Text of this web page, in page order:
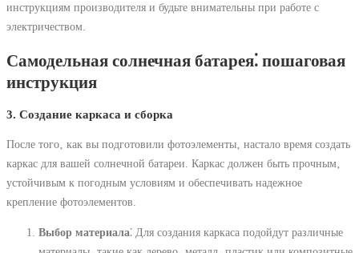
инструкциям производителя и будьте внимательны при работе с
электричеством.
Самодельная солнечная батарея⁚ пошаговая
инструкция
3. Создание каркаса и сборка
После того‚ как вы подготовили фотоэлементы‚ настало время создать
каркас для вашей солнечной батареи. Каркас должен быть прочным‚
устойчивым к погодным условиям и обеспечивать надежное
крепление фотоэлементов.
Выбор материала⁚ Для создания каркаса подойдут различные